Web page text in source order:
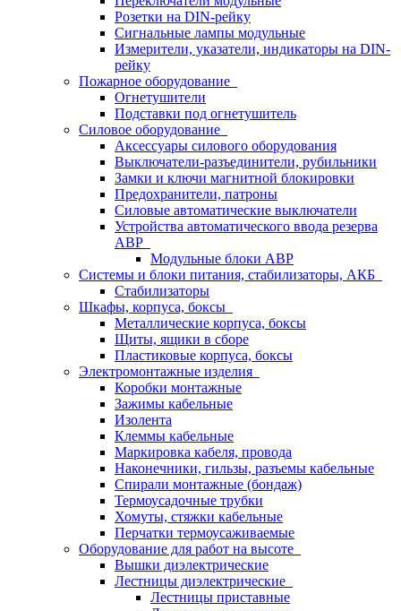
Розетки на DIN-рейку
Сигнальные лампы модульные
Измерители, указатели, индикаторы на DIN-
рейку
Пожарное оборудование
Огнетушители
Подставки под огнетушитель
Силовое оборудование
Аксессуары силового оборудования
Выключатели-разъединители, рубильники
Замки и ключи магнитной блокировки
Предохранители, патроны
Силовые автоматические выключатели
Устройства автоматического ввода резерва
АВР
Модульные блоки АВР
Системы и блоки питания, стабилизаторы, АКБ
Стабилизаторы
Шкафы, корпуса, боксы
Металлические корпуса, боксы
Щиты, ящики в сборе
Пластиковые корпуса, боксы
Электромонтажные изделия
Коробки монтажные
Зажимы кабельные
Изолента
Клеммы кабельные
Маркировка кабеля, провода
Наконечники, гильзы, разъемы кабельные
Спирали монтажные (бондаж)
Термоусадочные трубки
Хомуты, стяжки кабельные
Перчатки термоусаживаемые
Оборудование для работ на высоте
Вышки диэлектрические
Лестницы диэлектрические
Лестницы приставные